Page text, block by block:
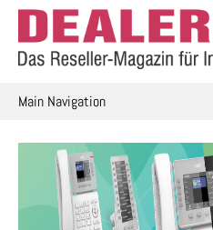
Skip
content
Main Navigation